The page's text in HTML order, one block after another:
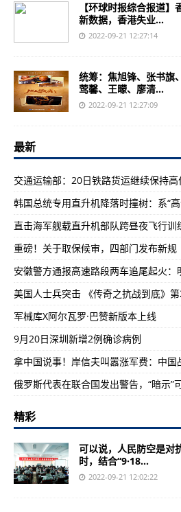
【环球时报综合报道
新数据，香港失业...
2022-09-21 12:27:14
统筹：焦旭锋、张书旗
莺馨、王曚、廖清...
2022-09-21 12:27:09
最新
交通运输部：20日铁路货运继续保持高
韩国总统专用直升机降落时撞树：系“
直击海军舰载直升机部队跨昼夜飞行训
重磅！关于取保候审，四部门发布新规
安徽警方通报高速路段两车追尾起火
美国人士兵突击 《传奇之抗战到底》
军械库X阿尔瓦罗·巴赞新版本上线
9月20日深圳新增2例确诊病例
拿中国说事！岸信夫叫嚣涨军费：中国
俄罗斯代表在联合国发出警告，“暗示”
精彩
可以说，人民防空是对
时，结合“9·18...
2022-09-21 12:02:22